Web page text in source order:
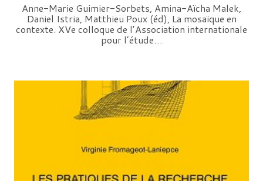
Anne-Marie Guimier-Sorbets, Amina-Aïcha Malek,
Daniel Istria, Matthieu Poux (éd), La mosaïque en
contexte. XVe colloque de l’Association internationale
pour l’étude…